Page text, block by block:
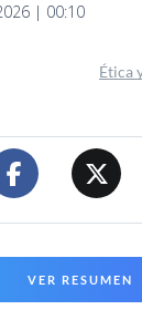
| 00:10
Ética
VER RESUMEN